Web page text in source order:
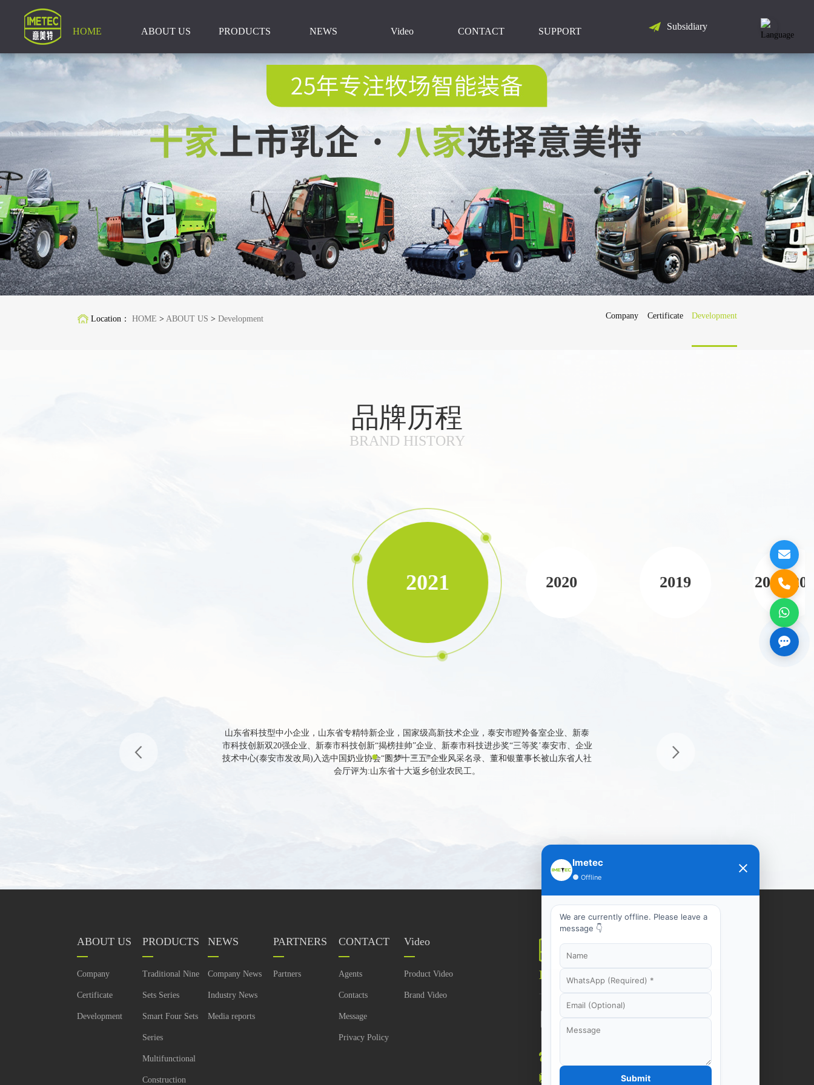
HOME ABOUT US PRODUCTS NEWS Video CONTACT SUPPORT SubsidiaryLANGUAGE
简
English
Русский
Español
한
어
العربية
Location： HOME > ABOUT US > Development Company Certificate Development
品牌历程
BRAND HISTORY
2021 2020 2019 2017-
山东省科技型中小企业，山东省专精特新企业，国家级高新技术企业，泰安市瞪羚备室企业、新泰
市科技创新双20强企业、新泰市科技创新“揭榜挂帅”企业、新泰市科技进步奖“三等奖’泰安市、企业
技术中心(泰安市发改局)入选中国奶业协会“圆梦十三五”企业风采名录、董和银董事长被山东省人社
会厅评为:山东省十大返乡创业农民工。
学技术三等奖、泰安市“专利特新”企业、中国科协科
究院、中科智驰、北科天绘联合成立山东产研中意智
ABOUT US
Company
Certificate
Development
PRODUCTS
Traditional Nine
Sets Series
Smart Four Sets
Series
Multifunctional
Construction
NEWS
Company News
Industry News
Media reports
PARTNERS
Partners
CONTACT
Agents
Contacts
Message
Privacy Policy
Video
Product Video
Brand Video
Make Feeding
Easier
support@yimeite.net
Imetec
● Offline
We are currently offline. Please leave a
message 👇
Submit